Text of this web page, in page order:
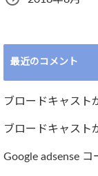
最近のコメント
ブロードキャス
ブロードキャス
Google adsense